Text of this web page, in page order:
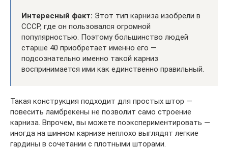
Интересный факт: Этот тип карниза изобрели в
СССР, где он пользовался огромной
популярностью. Поэтому большинство людей
старше 40 приобретает именно его —
подсознательно именно такой карниз
воспринимается ими как единственно правильный.
Такая конструкция подходит для простых штор —
повесить ламбрекены не позволит само строение
карниза. Впрочем, вы можете поэкспериментировать —
иногда на шинном карнизе неплохо выглядят легкие
гардины в сочетании с плотными шторами.